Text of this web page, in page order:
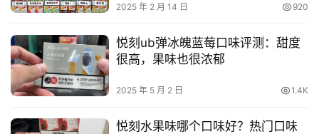
2025 年 2 月 14 日 920
悦刻ub弹冰魄蓝莓口味评测：甜度
很高，果味也很浓郁
2025 年 5 月 2 日 1.4K
悦刻水果味哪个口味好？热门口味